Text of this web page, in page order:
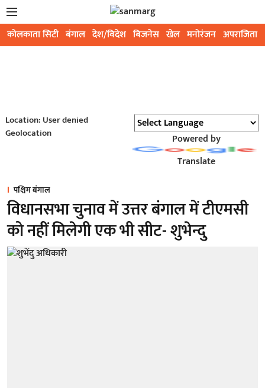
कोलकाता सिटी बंगाल देश/विदेश बिजनेस खेल मनोरंजन अपराजिता
Location: User denied
Geolocation
Powered by
Translate
पश्चिम बंगाल
विधानसभा चुनाव में उत्तर बंगाल में टीएमसी
को नहीं मिलेगी एक भी सीट- शुभेन्दु